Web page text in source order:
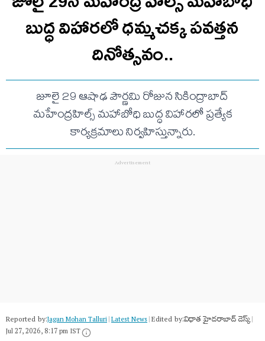
బుద్ధ విహారలో ధమ్మచక్క పవత్తన
దినోత్సవం..
జూలై 29 ఆషాఢ పౌర్ణమి రోజున సికింద్రాబాద్‌
మహేంద్రహిల్స్‌ మహాబోధి బుద్ధ విహారలో ప్రత్యేక
కార్యక్రమాలు నిర్వహిస్తున్నారు.
Reported by:Jagan Mohan Talluri|Latest News|Edited by:విధాత హైదరాబాద్ డెస్క్|
Jul 27, 2026, 8:17 pm IST